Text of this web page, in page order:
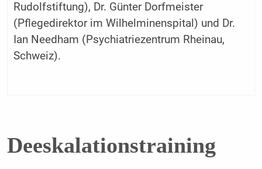
Rudolfstiftung), Dr. Günter Dorfmeister
(Pflegedirektor im Wilhelminenspital) und Dr.
Ian Needham (Psychiatriezentrum Rheinau,
Schweiz).
Deeskalationstraining